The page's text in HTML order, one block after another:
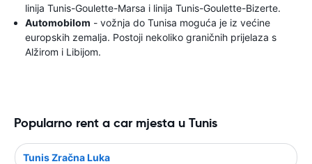
linija Tunis-Goulette-Marsa i linija Tunis-Goulette-Bizerte.
Automobilom - vožnja do Tunisa moguća je iz većine
europskih zemalja. Postoji nekoliko graničnih prijelaza s
Alžirom i Libijom.
Popularno rent a car mjesta u Tunis
Tunis Zračna Luka